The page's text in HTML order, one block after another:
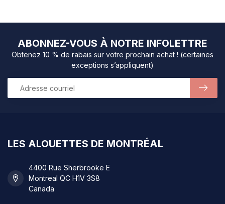
ABONNEZ-VOUS À NOTRE INFOLETTRE
Obtenez 10 % de rabais sur votre prochain achat ! (certaines
exceptions s’appliquent)
LES ALOUETTES DE MONTRÉAL
4400 Rue Sherbrooke E
Montreal QC H1V 3S8
Canada